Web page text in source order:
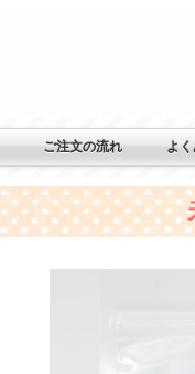
ご注文の流れ よ